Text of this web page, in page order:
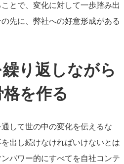
とで、変化に対して一歩踏み出
先に、弊社への好意形成がある
り返しながら
を作る
して世の中の変化を伝えるな
出し続けなければいけないとは
パワー的にすべてを自社コンテ